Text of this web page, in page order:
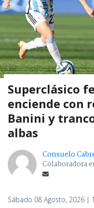
Superclásico
enciende con
Banini y
albas
Consuelo
Colaboradora
Sábado 08 Agosto, 2026 |